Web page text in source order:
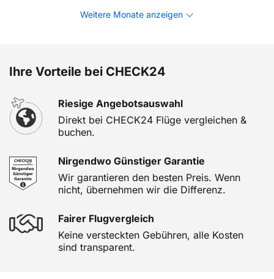
Weitere Monate anzeigen
Ihre Vorteile bei CHECK24
Riesige Angebotsauswahl
Direkt bei CHECK24 Flüge vergleichen &
buchen.
Nirgendwo Günstiger Garantie
Wir garantieren den besten Preis. Wenn
nicht, übernehmen wir die Differenz.
Fairer Flugvergleich
Keine versteckten Gebühren, alle Kosten
sind transparent.